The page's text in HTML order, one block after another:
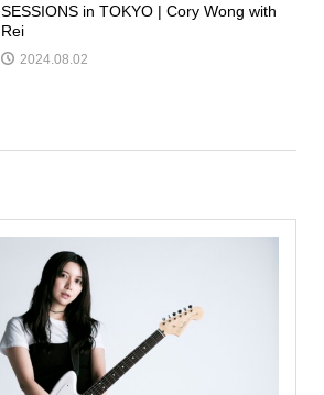
SESSIONS in TOKYO | Cory Wong with
Rei
2024.08.02